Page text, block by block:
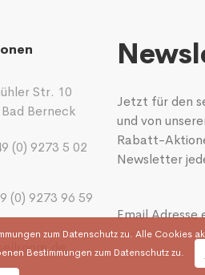
Str. 10
Berneck
(0) 9273 5 02
(0) 9273 96 59
Jetzt für den
und von
Rabatt-
Newsletter
zum Datenschutz zu. Alle Cookies
Bestimmungen zum Datenschutz zu.